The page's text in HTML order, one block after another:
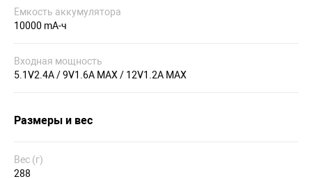
Емкость аккумулятора
10000 mA-ч
Входная мощность
5.1V2.4A / 9V1.6A MAX / 12V1.2A MAX
Размеры и вес
Вес (г)
288